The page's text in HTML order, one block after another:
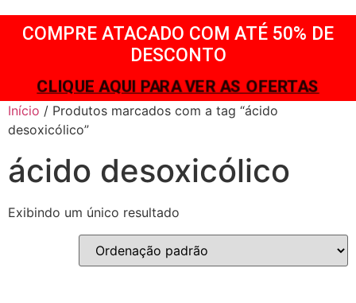
COMPRE ATACADO COM ATÉ 50% DE
DESCONTO
CLIQUE AQUI PARA VER AS OFERTAS
Início / Produtos marcados com a tag “ácido
desoxicólico”
ácido desoxicólico
Exibindo um único resultado